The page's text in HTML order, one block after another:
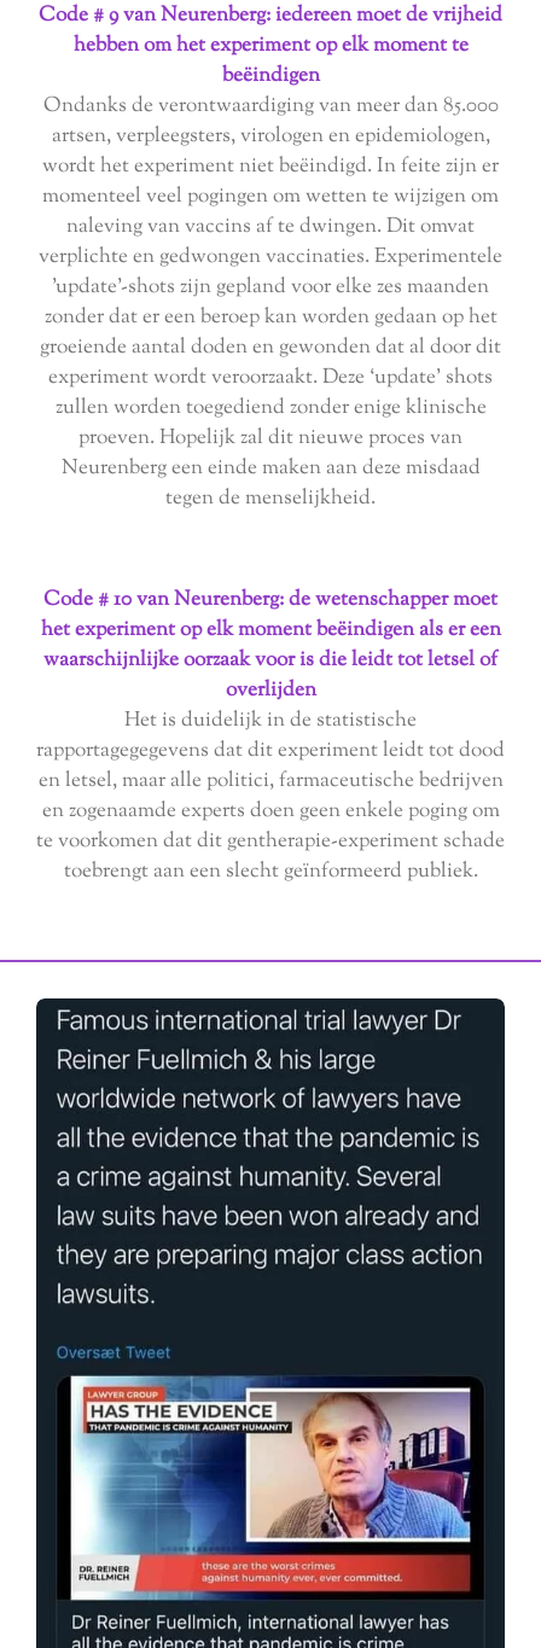
Code # 9 van Neurenberg: iedereen moet de vrijheid
hebben om het experiment op elk moment te
beëindigen
Ondanks de verontwaardiging van meer dan 85.000
artsen, verpleegsters, virologen en epidemiologen,
wordt het experiment niet beëindigd. In feite zijn er
momenteel veel pogingen om wetten te wijzigen om
naleving van vaccins af te dwingen. Dit omvat
verplichte en gedwongen vaccinaties. Experimentele
'update'-shots zijn gepland voor elke zes maanden
zonder dat er een beroep kan worden gedaan op het
groeiende aantal doden en gewonden dat al door dit
experiment wordt veroorzaakt. Deze ‘update’ shots
zullen worden toegediend zonder enige klinische
proeven. Hopelijk zal dit nieuwe proces van
Neurenberg een einde maken aan deze misdaad
tegen de menselijkheid.
Code # 10 van Neurenberg: de wetenschapper moet
het experiment op elk moment beëindigen als er een
waarschijnlijke oorzaak voor is die leidt tot letsel of
overlijden
Het is duidelijk in de statistische
rapportagegegevens dat dit experiment leidt tot dood
en letsel, maar alle politici, farmaceutische bedrijven
en zogenaamde experts doen geen enkele poging om
te voorkomen dat dit gentherapie-experiment schade
toebrengt aan een slecht geïnformeerd publiek.